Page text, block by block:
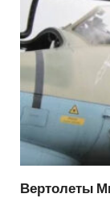
Вертолеты